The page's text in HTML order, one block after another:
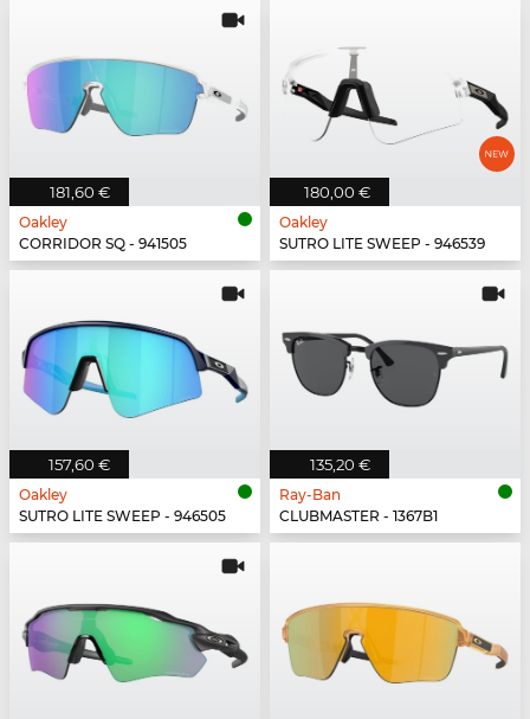
181,60 €
Oakley
CORRIDOR SQ - 941505
180,00 €
Oakley
SUTRO LITE SWEEP - 946539
157,60 €
Oakley
SUTRO LITE SWEEP - 946505
135,20 €
Ray-Ban
CLUBMASTER - 1367B1